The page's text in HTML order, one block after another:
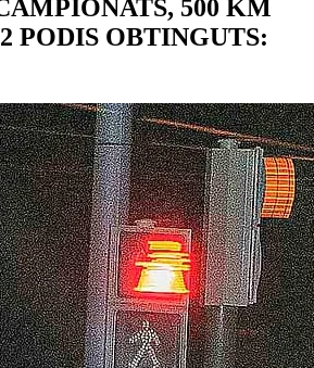
500 KM
PODIS OBTINGUTS: